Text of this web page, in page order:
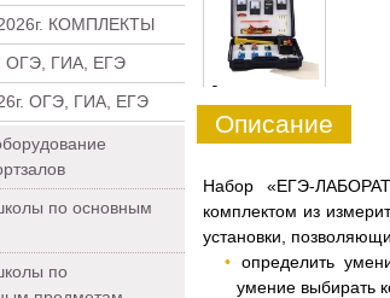
КОМПЛЕКТЫ
ОГЭ, ГИА, ЕГЭ
ОГЭ, ГИА, ЕГЭ
по основным
по
0
Описание
Набор «ЕГЭ-
комплектом из
установки,
определить
умение выбирать